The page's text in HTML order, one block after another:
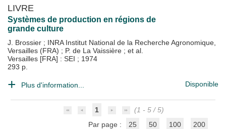
LIVRE
Systèmes de production en régions de
grande culture
J. Brossier ; INRA Institut National de la Recherche Agronomique,
Versailles (FRA) ; P. de La Vaissière ; et al.
Versailles [FRA] : SEI ; 1974
293 p.
Plus d'information... Disponible
1
(1 - 5 / 5)
Par page :
25 50 100 200